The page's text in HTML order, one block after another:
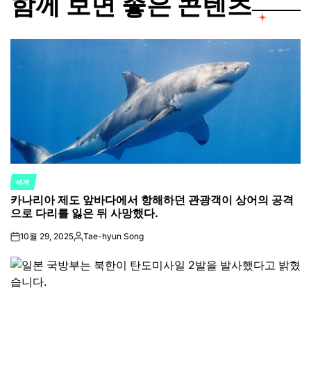
POSTED
IN
세계
카나리아 제도 앞바다에서 항해하던 관광객이 상어의 공격
으로 다리를 잃은 뒤 사망했다.
on10월 29, 2025Posted
Tae-hyun Song